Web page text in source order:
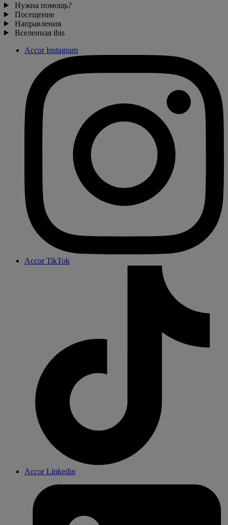
Нужна помощь?
Посещение
Направления
Вселенная ibis
Accor Instagram
Accor TikTok
Accor Linkedin